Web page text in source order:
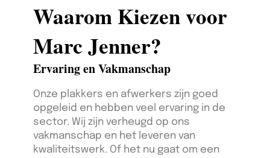
Waarom Kiezen voor
Marc Jenner?
Ervaring en Vakmanschap
Onze plakkers en afwerkers zijn goed
opgeleid en hebben veel ervaring in de
sector. Wij zijn verheugd op ons
vakmanschap en het leveren van
kwaliteitswerk. Of het nu gaat om een